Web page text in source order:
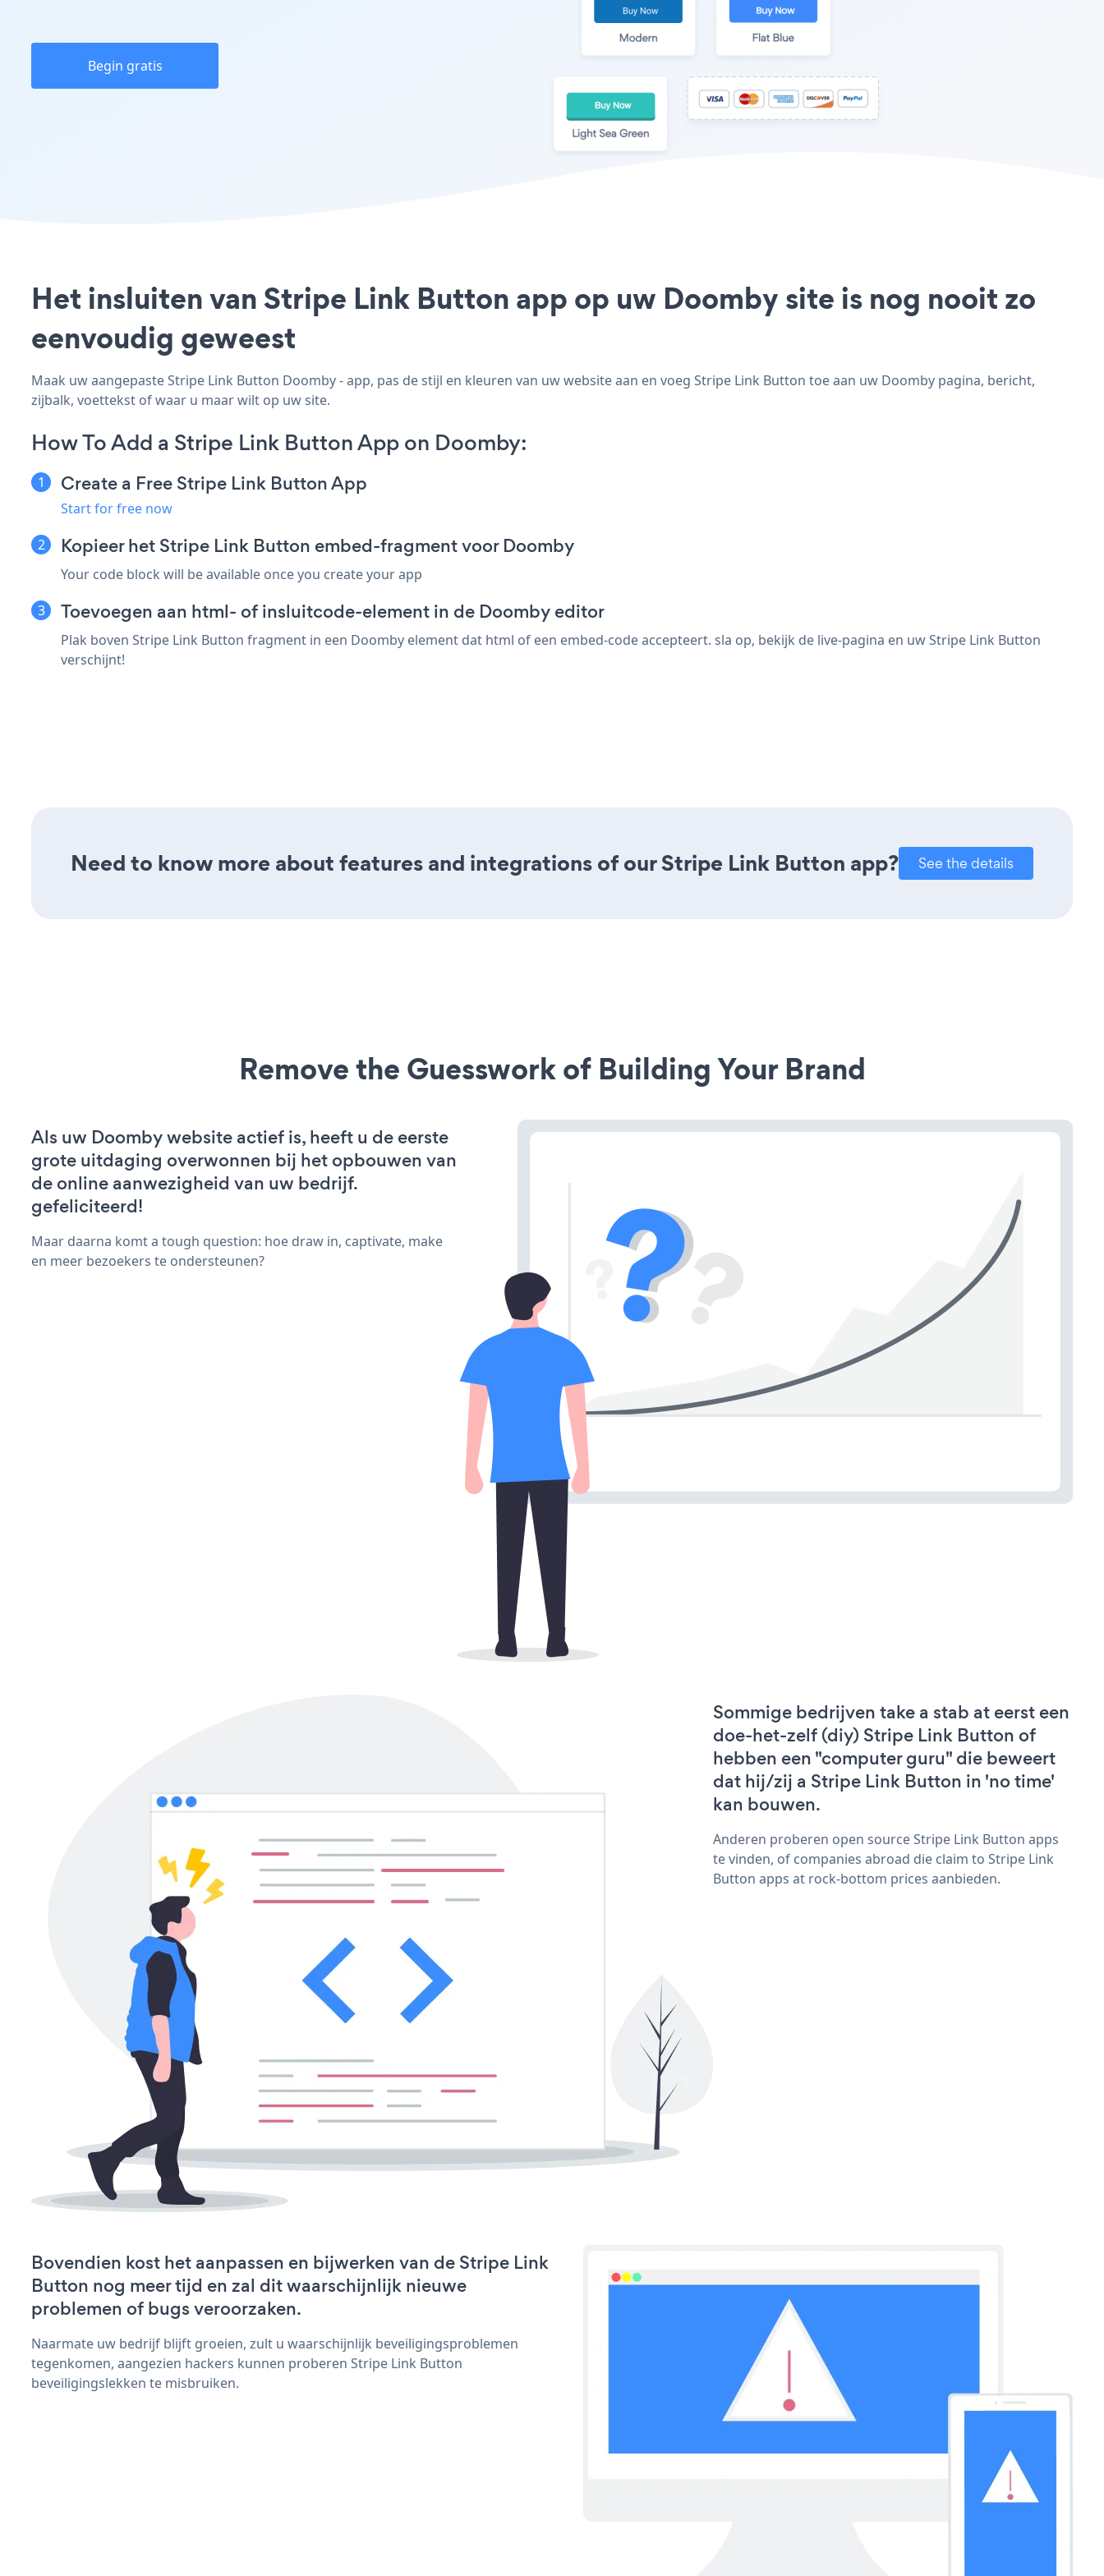
Begin gratis
Het insluiten van Stripe Link Button app op uw Doomby site is nog nooit zo
eenvoudig geweest
Maak uw aangepaste Stripe Link Button Doomby - app, pas de stijl en kleuren van uw website aan en voeg Stripe Link Button toe aan uw Doomby pagina, bericht,
zijbalk, voettekst of waar u maar wilt op uw site.
How To Add a Stripe Link Button App on Doomby:
Create a Free Stripe Link Button App
Start for free now
Kopieer het Stripe Link Button embed-fragment voor Doomby
Your code block will be available once you create your app
Toevoegen aan html- of insluitcode-element in de Doomby editor
Plak boven Stripe Link Button fragment in een Doomby element dat html of een embed-code accepteert. sla op, bekijk de live-pagina en uw Stripe Link Button
verschijnt!
Need to know more about features and integrations of our Stripe Link Button app? See the details
Remove the Guesswork of Building Your Brand
Als uw Doomby website actief is, heeft u de eerste
grote uitdaging overwonnen bij het opbouwen van
de online aanwezigheid van uw bedrijf.
gefeliciteerd!
Maar daarna komt a tough question: hoe draw in, captivate, make
en meer bezoekers te ondersteunen?
Sommige bedrijven take a stab at eerst een
doe-het-zelf (diy) Stripe Link Button of
hebben een "computer guru" die beweert
dat hij/zij a Stripe Link Button in 'no time'
kan bouwen.
Anderen proberen open source Stripe Link Button apps
te vinden, of companies abroad die claim to Stripe Link
Button apps at rock-bottom prices aanbieden.
Bovendien kost het aanpassen en bijwerken van de Stripe Link
Button nog meer tijd en zal dit waarschijnlijk nieuwe
problemen of bugs veroorzaken.
Naarmate uw bedrijf blijft groeien, zult u waarschijnlijk beveiligingsproblemen
tegenkomen, aangezien hackers kunnen proberen Stripe Link Button
beveiligingslekken te misbruiken.